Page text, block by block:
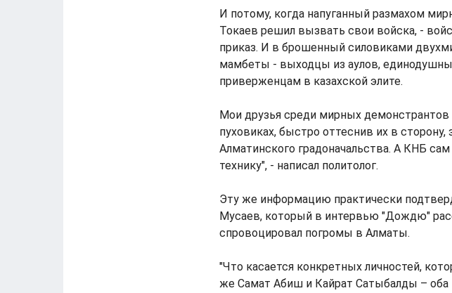
И потому, когда напуганный размахом
Токаев решил вызвать свои войска, -
приказ. И в брошенный силовиками
мамбеты - выходцы из аулов,
приверженцам в казахской элите.
Мои друзья среди мирных
пуховиках, быстро оттеснив их в
Алматинского градоначальства. А КНБ
технику", - написал политолог.
Эту же информацию практически
Мусаев, который в интервью "Дождю"
спровоцировал погромы в Алматы.
"Что касается конкретных личностей,
же Самат Абиш и Кайрат Сатыбалды – оба